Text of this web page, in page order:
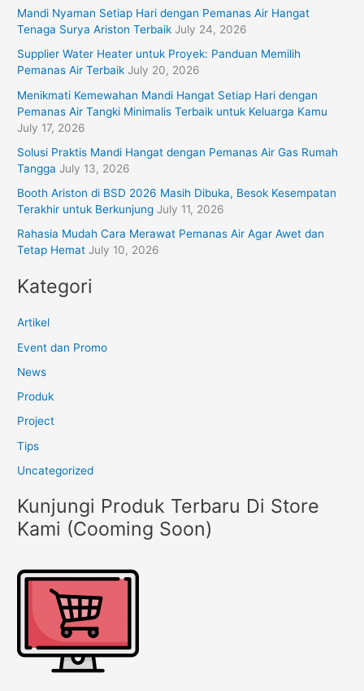
Mandi Nyaman Setiap Hari dengan Pemanas Air Hangat
Tenaga Surya Ariston Terbaik July 24, 2026
Supplier Water Heater untuk Proyek: Panduan Memilih
Pemanas Air Terbaik July 20, 2026
Menikmati Kemewahan Mandi Hangat Setiap Hari dengan
Pemanas Air Tangki Minimalis Terbaik untuk Keluarga Kamu
July 17, 2026
Solusi Praktis Mandi Hangat dengan Pemanas Air Gas Rumah
Tangga July 13, 2026
Booth Ariston di BSD 2026 Masih Dibuka, Besok Kesempatan
Terakhir untuk Berkunjung July 11, 2026
Rahasia Mudah Cara Merawat Pemanas Air Agar Awet dan
Tetap Hemat July 10, 2026
Kategori
Artikel
Event dan Promo
News
Produk
Project
Tips
Uncategorized
Kunjungi Produk Terbaru Di Store
Kami (Cooming Soon)